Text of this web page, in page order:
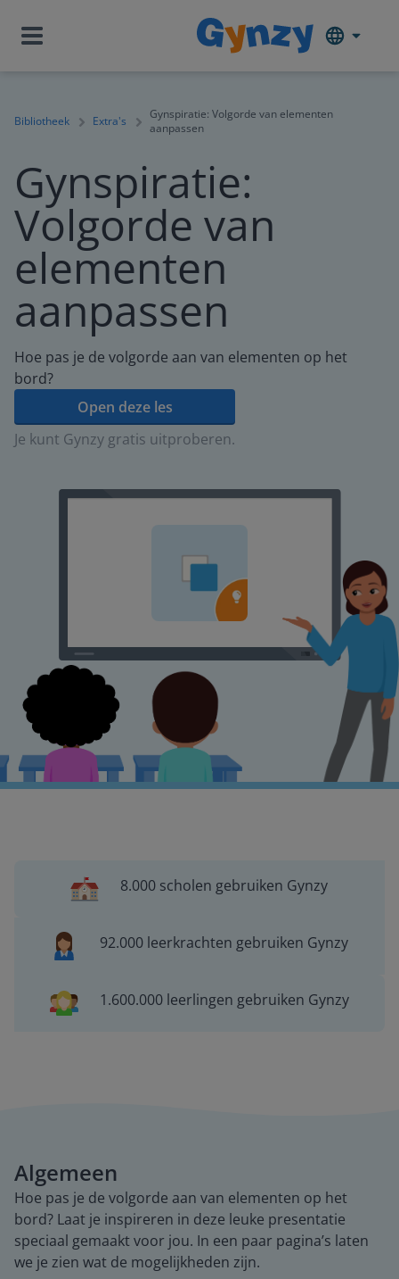
Bibliotheek Extra's
Gynspiratie: Volgorde van elementen
aanpassen
Gynspiratie:
Volgorde van
elementen
aanpassen
Hoe pas je de volgorde aan van elementen op het
bord?
Open deze les
Je kunt Gynzy gratis uitproberen.
8.000 scholen gebruiken Gynzy
92.000 leerkrachten gebruiken Gynzy
1.600.000 leerlingen gebruiken Gynzy
Algemeen
Hoe pas je de volgorde aan van elementen op het
bord? Laat je inspireren in deze leuke presentatie
speciaal gemaakt voor jou. In een paar pagina’s laten
we je zien wat de mogelijkheden zijn.